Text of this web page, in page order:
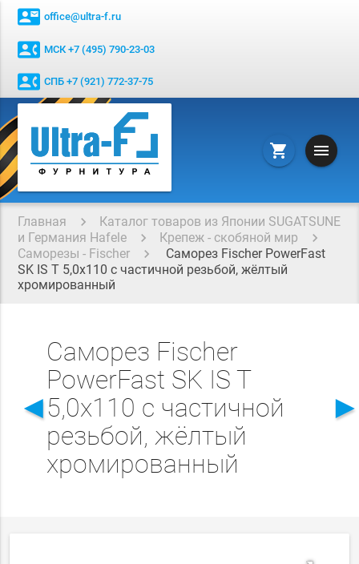
contact_mail office@ultra-f.ru
contact_phone МСК +7 (495) 790-23-03
contact_phone СПБ +7 (921) 772-37-75
shopping_cart menu
Главная
Каталог товаров из Японии SUGATSUNE
и Германия Hafele
Крепеж - скобяной мир
Саморезы - Fischer
Саморез Fischer PowerFast
SK IS T 5,0x110 с частичной резьбой, жёлтый
хромированный
◄
Саморез Fischer
PowerFast SK IS T
5,0x110 с частичной
резьбой, жёлтый
хромированный